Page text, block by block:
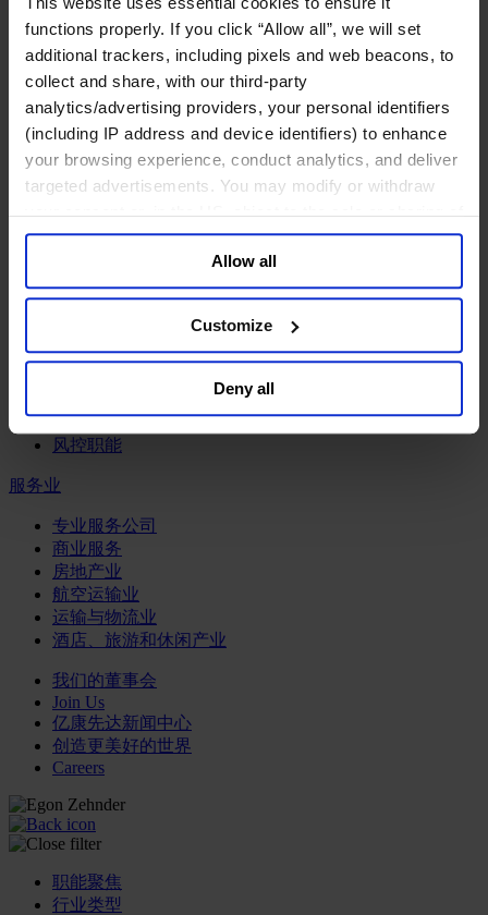
functions properly. If you click “Allow all”, we will set
additional trackers, including pixels and web beacons, to
collect and share, with our third-party
analytics/advertising providers, your personal identifiers
(including IP address and device identifiers) to enhance
your browsing experience, conduct analytics, and deliver
targeted advertisements. You may modify or withdraw
your consent or, in the US, object to the sale or sharing of
your data for targeted advertising, by clicking “Do Not
Sell or Share My Personal Information” in the footer of
the website. You must opt-out of each device and each
browser. For additional information and retention terms
general collection and use of personal information see
Allow all
Customize
Deny all
工业
化工与过程工业咨询团队
机械与工业技术
汽车与交通设备
能源业
金属与矿业
金融服务业
主权财富基金
保险业
投资银行、企业银行与金融市场
私募股权投资行业
财富管理
零售金融服务
风控职能
服务业
专业服务公司
商业服务
房地产业
航空运输业
运输与物流业
酒店、旅游和休闲产业
我们的董事会
Join Us
亿康先达新闻中心
创造更美好的世界
Careers
职能聚焦
行业类型